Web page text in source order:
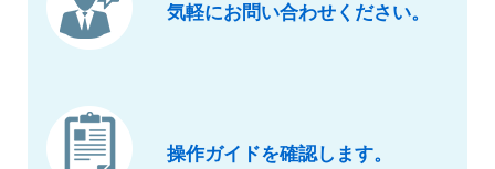
気軽にお問い合わせください。
操作ガイドを確認します。